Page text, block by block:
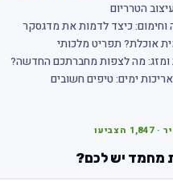
הטרריום
כיצד לדמות את מדגסקר
אוכלת? תפריט מלכותי
מה לצפות מחברתכם החדשה?
ימים: טיפים חשובים
·
1,847הצביעו
מחמד יש לכם?